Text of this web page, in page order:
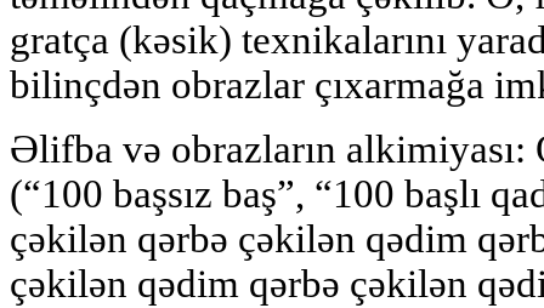
gratça (kəsik) texnikalarını
bilinçdən obrazlar çıxarmağa
Əlifba və obrazların
(“100 başsız baş”, “100 başlı
çəkilən qərbə çəkilən qədim
çəkilən qədim qərbə çəkilən